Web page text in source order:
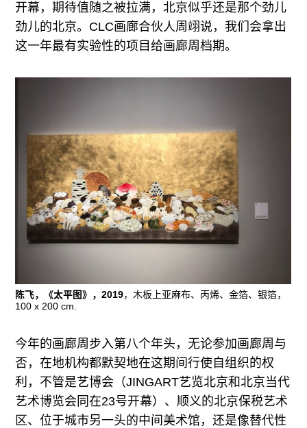
开幕，期待值随之被拉满，北京似乎还是那个劲儿
劲儿的北京。CLC画廊合伙人周翊说，我们会拿出
这一年最有实验性的项目给画廊周档期。
陈飞，《太平图》，2019，木板上亚麻布、丙烯、金箔、银箔，
100 x 200 cm.
今年的画廊周步入第八个年头，无论参加画廊周与
否，在地机构都默契地在这期间行使自组织的权
利，不管是艺博会（JINGART艺览北京和北京当代
艺术博览会同在23号开幕）、顺义的北京保税艺术
区、位于城市另一头的中间美术馆，还是像替代性